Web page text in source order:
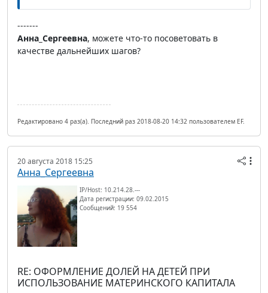
-------
Анна_Сергеевна, можете что-то посоветовать в
качестве дальнейших шагов?
Редактировано 4 раз(а). Последний раз 2018-08-20 14:32 пользователем EF.
20 августа 2018 15:25
Анна_Сергеевна
IP/Host: 10.214.28.---
Дата регистрации: 09.02.2015
Сообщений: 19 554
RE: ОФОРМЛЕНИЕ ДОЛЕЙ НА ДЕТЕЙ ПРИ
ИСПОЛЬЗОВАНИЕ МАТЕРИНСКОГО КАПИТАЛА